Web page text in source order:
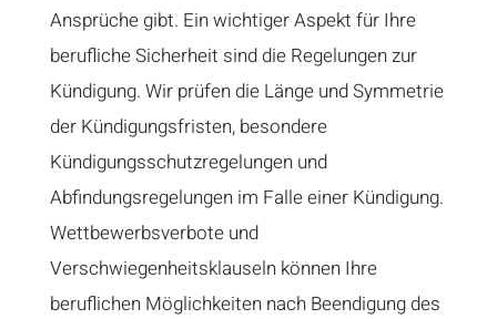
Ansprüche gibt. Ein wichtiger Aspekt für Ihre
berufliche Sicherheit sind die Regelungen zur
Kündigung. Wir prüfen die Länge und Symmetrie
der Kündigungsfristen, besondere
Kündigungsschutzregelungen und
Abfindungsregelungen im Falle einer Kündigung.
Wettbewerbsverbote und
Verschwiegenheitsklauseln können Ihre
beruflichen Möglichkeiten nach Beendigung des